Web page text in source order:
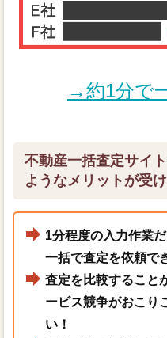
→約1分で
不動産一括査定サイ
ようなメリットが受け
1分程度の入力作業
一括で査定を依頼で
査定を比較すること
ービス競争がおこり
い！